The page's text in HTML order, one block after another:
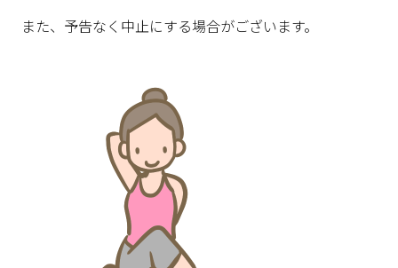
また、予告なく中止にする場合がございます。